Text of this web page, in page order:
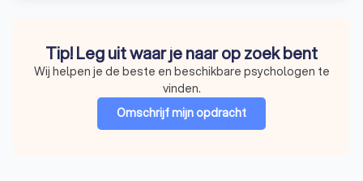
Tip! Leg uit waar je naar op zoek bent
Wij helpen je de beste en beschikbare psychologen te
vinden.
Omschrijf mijn opdracht